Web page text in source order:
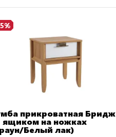
прикроватная Бридж
ящиком на ножках
Белый лак)